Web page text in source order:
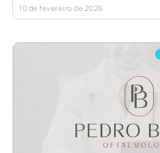
10 de fevereiro de 2026